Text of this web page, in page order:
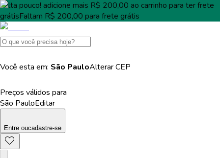
Falta pouco! adicione mais R$ 200,00 ao carrinho para terfrete
grátisFaltam R$ 200,00 para frete grátis
Você esta em: São PauloAlterarCEP
Preços válidos para
São PauloEditar
Entre oucadastre-se